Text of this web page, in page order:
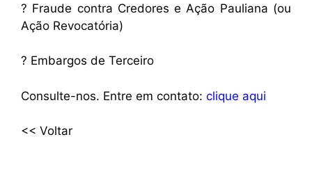
? Fraude contra Credores e Ação Pauliana (ou
Ação Revocatória)
? Embargos de Terceiro
Consulte-nos. Entre em contato: clique aqui
<< Voltar